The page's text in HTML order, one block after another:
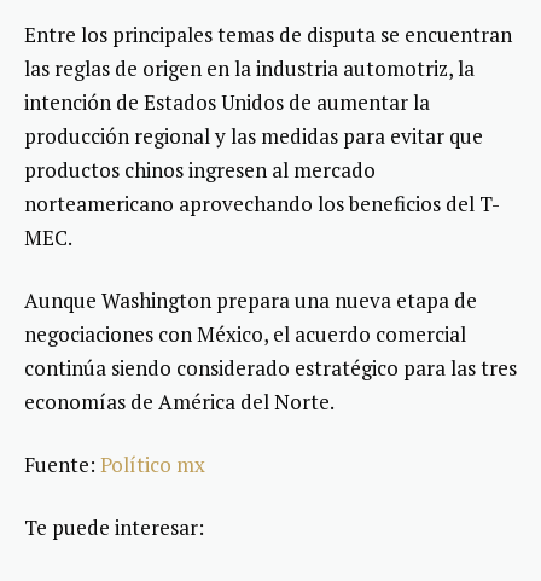
Entre los principales temas de disputa se encuentran
las reglas de origen en la industria automotriz, la
intención de Estados Unidos de aumentar la
producción regional y las medidas para evitar que
productos chinos ingresen al mercado
norteamericano aprovechando los beneficios del T-
MEC.
Aunque Washington prepara una nueva etapa de
negociaciones con México, el acuerdo comercial
continúa siendo considerado estratégico para las tres
economías de América del Norte.
Fuente: Político mx
Te puede interesar: